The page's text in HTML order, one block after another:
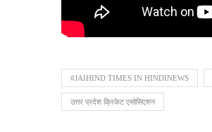
#JAIHIND TIMES IN HINDINEWS
उत्तर प्रदेश क्रिकेट एसोसिएशन